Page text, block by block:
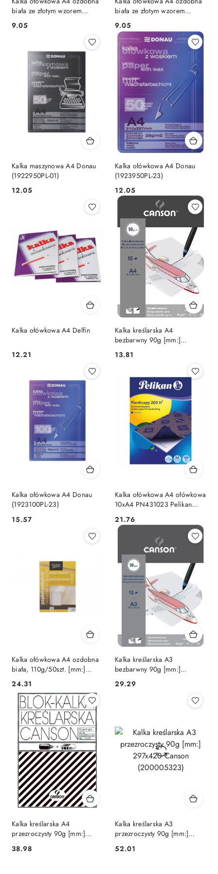
biała ze złotym wzorem
niezapominajek, 130g/10szt.
Argo (206003)
Cena:
9.05
biała ze złotym wzorem
paproci, 130g/10szt. Argo
(206004)
Cena:
9.05
Kalka maszynowa A4 Donau
(1922950PL-01)
Cena:
12.05
Kalka ołówkowa A4 Donau
(1923950PL-23)
Cena:
12.05
Kalka ołówkowa A4 Delfin
Cena:
12.21
Kalka kreślarska A4
bezbarwny 90g [mm:]
210x297 Canson
(200005504)
Cena:
13.81
Kalka ołówkowa A4 Donau
(1923100PL-23)
Cena:
15.57
Kalka ołówkowa A4 ołówkowa
10xA4 PN431023 Pelikan
Cena:
21.76
Kalka ołówkowa A4 ozdobna
biała, 110g/50szt. [mm:]
Cena:
24.31
Kalka kreślarska A3
bezbarwny 90g [mm:]
(200005505)
Cena:
29.29
Kalka kreślarska A4
przezroczysty 90g [mm:]
(200005322)
Cena:
38.98
Kalka kreślarska A3
przezroczysty 90g [mm:]
(200005323)
Cena:
52.01